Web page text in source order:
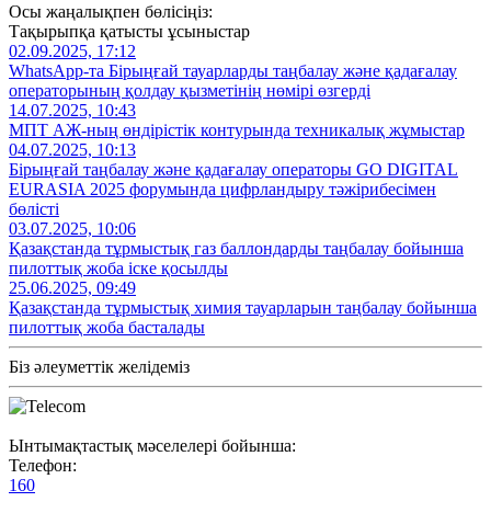
Осы жаңалықпен бөлісіңіз:
Тақырыпқа қатысты ұсыныстар
02.09.2025, 17:12
WhatsApp-та Бірыңғай тауарларды таңбалау және қадағалау
операторының қолдау қызметінің нөмірі өзгерді
14.07.2025, 10:43
МПТ АЖ-ның өндірістік контурында техникалық жұмыстар
04.07.2025, 10:13
Бірыңғай таңбалау және қадағалау операторы GO DIGITAL
EURASIA 2025 форумында цифрландыру тәжірибесімен
бөлісті
03.07.2025, 10:06
Қазақстанда тұрмыстық газ баллондарды таңбалау бойынша
пилоттық жоба іске қосылды
25.06.2025, 09:49
Қазақстанда тұрмыстық химия тауарларын таңбалау бойынша
пилоттық жоба басталады
Біз әлеуметтік желідеміз
Ынтымақтастық мәселелері бойынша:
Телефон:
160